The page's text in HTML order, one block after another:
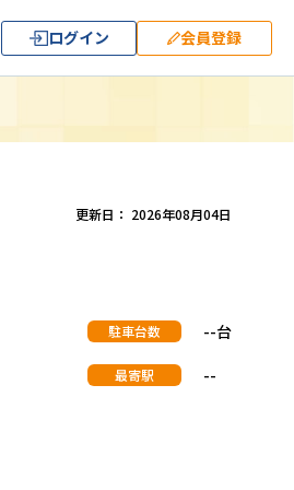
ログイン 会員登録
更新日： 2026年08月04日
駐車台数 --台
最寄駅 --